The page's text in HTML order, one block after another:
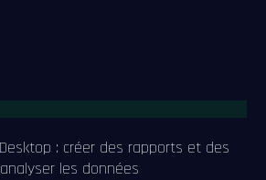
: créer des rapports et des
les données